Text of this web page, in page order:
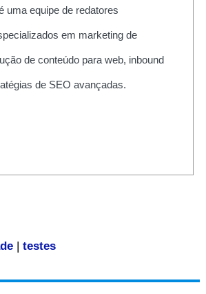
uma equipe de redatores
em marketing de
de conteúdo para web, inbound
de SEO avançadas.
| testes